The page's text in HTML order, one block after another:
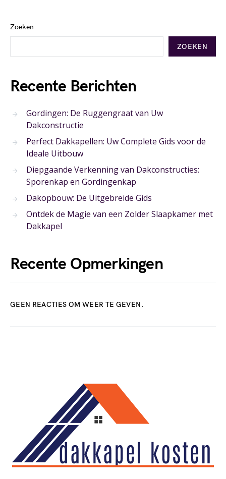
Zoeken
ZOEKEN
Recente Berichten
Gordingen: De Ruggengraat van Uw
Dakconstructie
Perfect Dakkapellen: Uw Complete Gids voor de
Ideale Uitbouw
Diepgaande Verkenning van Dakconstructies:
Sporenkap en Gordingenkap
Dakopbouw: De Uitgebreide Gids
Ontdek de Magie van een Zolder Slaapkamer met
Dakkapel
Recente Opmerkingen
GEEN REACTIES OM WEER TE GEVEN.